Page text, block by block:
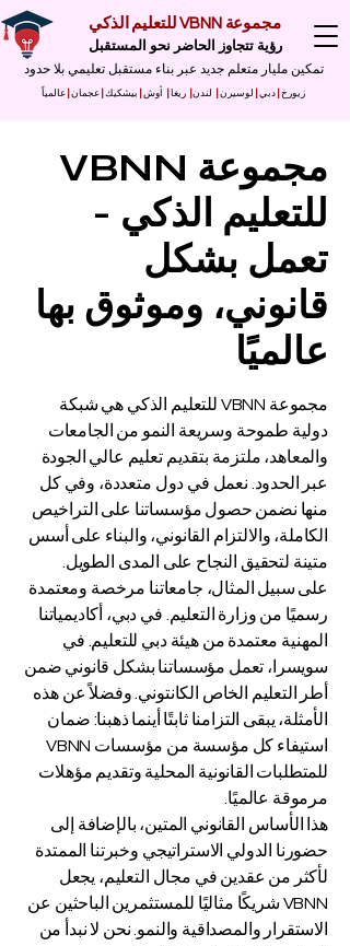
مجموعة VBNN للتعليم الذكي
رؤية تتجاوز الحاضر نحو المستقبل
تمكين مليار متعلم جديد عبر بناء مستقبل تعليمي بلا حدود
زيورخ دبي لوسيرن لندن ريغا أوش بيشكيك عجمان |عالمياً
مجموعة VBNN
للتعليم الذكي -
تعمل بشكل
قانوني، وموثوق بها
عالميًا
مجموعة VBNN للتعليم الذكي هي شبكة
دولية طموحة وسريعة النمو من الجامعات
والمعاهد، ملتزمة بتقديم تعليم عالي الجودة
عبر الحدود. نعمل في دول متعددة، وفي كل
منها نضمن حصول مؤسساتنا على التراخيص
الكاملة، والالتزام القانوني، والبناء على أسس
متينة لتحقيق النجاح على المدى الطويل.
على سبيل المثال، جامعاتنا مرخصة ومعتمدة
رسميًا من وزارة التعليم. في دبي، أكاديمياتنا
المهنية معتمدة من هيئة دبي للتعليم. في
سويسرا، تعمل مؤسساتنا بشكل قانوني ضمن
أطر التعليم الخاص الكانتوني. وفضلاً عن هذه
الأمثلة، يبقى التزامنا ثابتًا أينما ذهبنا: ضمان
استيفاء كل مؤسسة من مؤسسات VBNN
للمتطلبات القانونية المحلية وتقديم مؤهلات
مرموقة عالميًا.
هذا الأساس القانوني المتين، بالإضافة إلى
حضورنا الدولي الاستراتيجي وخبرتنا الممتدة
لأكثر من عقدين في مجال التعليم، يجعل
VBNN شريكًا مثاليًا للمستثمرين الباحثين عن
الاستقرار والمصداقية والنمو. نحن لا نبدأ من